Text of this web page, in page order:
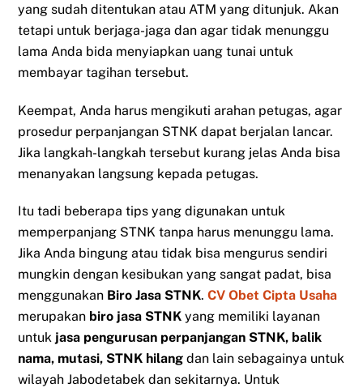
yang sudah ditentukan atau ATM yang ditunjuk. Akan
tetapi untuk berjaga-jaga dan agar tidak menunggu
lama Anda bida menyiapkan uang tunai untuk
membayar tagihan tersebut.
Keempat, Anda harus mengikuti arahan petugas, agar
prosedur perpanjangan STNK dapat berjalan lancar.
Jika langkah-langkah tersebut kurang jelas Anda bisa
menanyakan langsung kepada petugas.
Itu tadi beberapa tips yang digunakan untuk
memperpanjang STNK tanpa harus menunggu lama.
Jika Anda bingung atau tidak bisa mengurus sendiri
mungkin dengan kesibukan yang sangat padat, bisa
menggunakan Biro Jasa STNK.CV Obet Cipta Usaha
merupakan biro jasa STNK yang memiliki layanan
untuk jasa pengurusan perpanjangan STNK, balik
nama, mutasi, STNK hilangdan lain sebagainya untuk
wilayah Jabodetabek dan sekitarnya. Untuk